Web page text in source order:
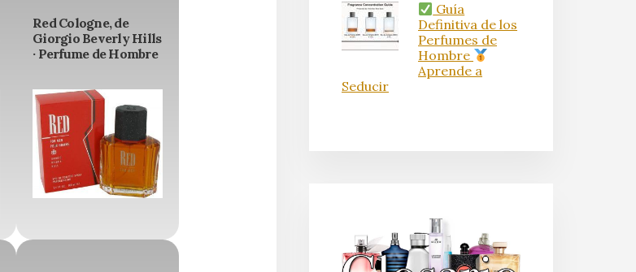
Red Cologne, de
Giorgio Beverly Hills
· Perfume de Hombre
Guía
Definitiva de los
Perfumes de
Hombre
Aprende a
Seducir